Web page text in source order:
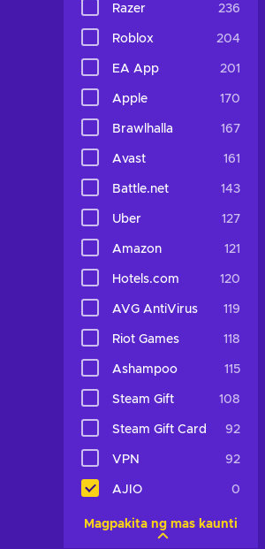
Razer 236
Roblox 204
EA App 201
Apple 170
Brawlhalla 167
Avast 161
Battle.net 143
Uber 127
Amazon 121
Hotels.com 120
AVG AntiVirus 119
Riot Games 118
Ashampoo 115
Steam Gift 108
Steam Gift Card 92
VPN 92
AJIO 0
Magpakita ng mas kaunti